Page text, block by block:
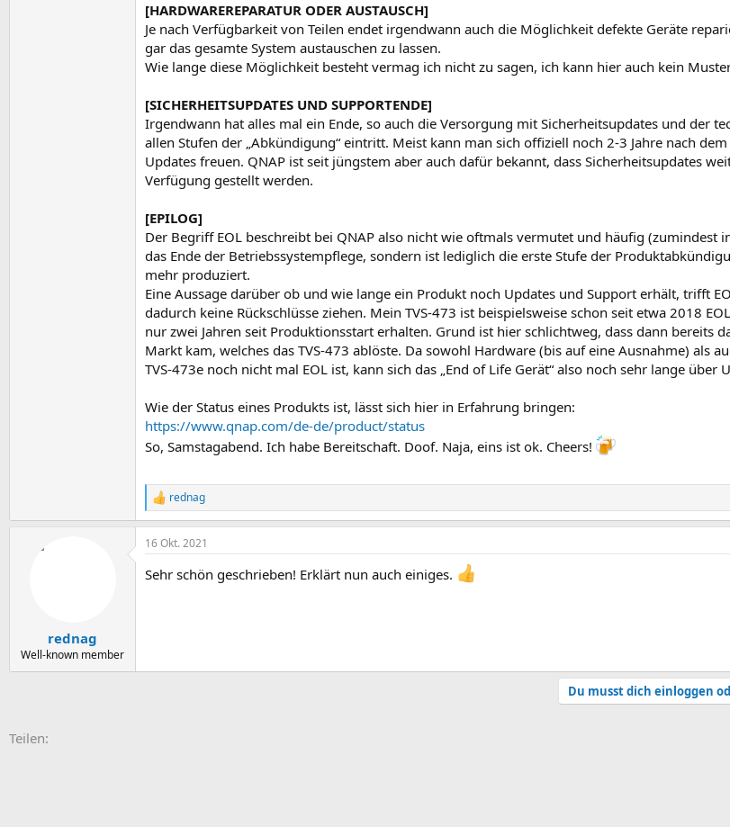
[HARDWAREREPARATUR ODER AUSTAUSCH]
Je nach Verfügbarkeit von Teilen endet irgendwann auch die Möglichkeit defekte Geräte
gar das gesamte System austauschen zu lassen.
Wie lange diese Möglichkeit besteht vermag ich nicht zu sagen, ich kann hier auch kein
[SICHERHEITSUPDATES UND SUPPORTENDE]
Irgendwann hat alles mal ein Ende, so auch die Versorgung mit Sicherheitsupdates und der
allen Stufen der „Abkündigung“ eintritt. Meist kann man sich offiziell noch 2-3 Jahre nach
Updates freuen. QNAP ist seit jüngstem aber auch dafür bekannt, dass Sicherheitsupdates
Verfügung gestellt werden.
[EPILOG]
Der Begriff EOL beschreibt bei QNAP also nicht wie oftmals vermutet und häufig (zumindest
das Ende der Betriebssystempflege, sondern ist lediglich die erste Stufe der
mehr produziert.
Eine Aussage darüber ob und wie lange ein Produkt noch Updates und Support erhält, trifft
dadurch keine Rückschlüsse ziehen. Mein TVS-473 ist beispielsweise schon seit etwa 2018
nur zwei Jahren seit Produktionsstart erhalten. Grund ist hier schlichtweg, dass dann bereits
Markt kam, welches das TVS-473 ablöste. Da sowohl Hardware (bis auf eine Ausnahme) als
TVS-473e noch nicht mal EOL ist, kann sich das „End of Life Gerät“ also noch sehr lange über
Wie der Status eines Produkts ist, lässt sich hier in Erfahrung bringen:
https://www.qnap.com/de-de/product/status
So, Samstagabend. Ich habe Bereitschaft. Doof. Naja, eins ist ok. Cheers!
R
e
a
k
i
rednag
rednag
Well-known member
16 Okt. 2021
Sehr schön geschrieben! Erklärt nun auch einiges.
Du musst dich einloggen
Teilen: